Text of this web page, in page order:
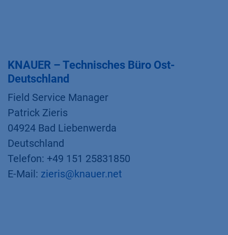
KNAUER – Technisches Büro Ost-
Deutschland
Field Service Manager
Patrick Zieris
04924 Bad Liebenwerda
Deutschland
Telefon: +49 151 25831850
E-Mail: zieris@knauer.net